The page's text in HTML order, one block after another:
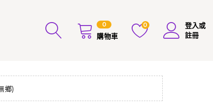
0
購物車
0
登入或
註冊
鄉)